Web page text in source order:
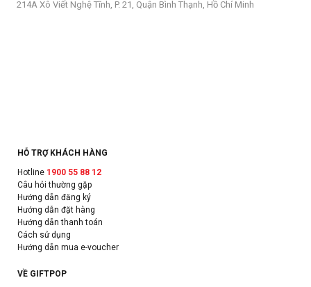
214A Xô Viết Nghệ Tĩnh, P. 21, Quận Bình Thạnh, Hồ Chí Minh
HỖ TRỢ KHÁCH HÀNG
Hotline 1900 55 88 12
Câu hỏi thường gặp
Hướng dẫn đăng ký
Hướng dẫn đặt hàng
Hướng dẫn thanh toán
Cách sử dụng
Hướng dẫn mua e-voucher
VỀ GIFTPOP